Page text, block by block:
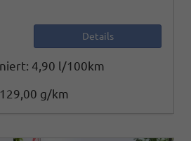
Details
4,90 l/100km
129,00 g/km